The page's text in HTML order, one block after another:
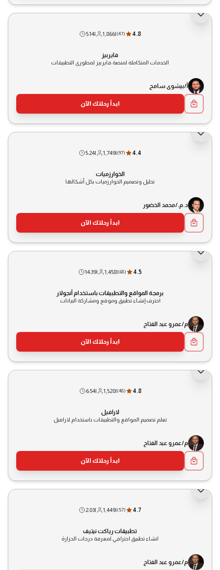
4.8
(47)
|
1,866
|
5:14
فايربيز
الخدمات المتكاملة لمنصة فايربيز لمطورى التطبيقات
أ/بيشوى سامح
ابدأ رحلتك الآن
4.4
(97)
|
1,749
|
5:24
الخوارزميات
تحليل وتصميم الخوارزميات بكل أشكالها
د.م./محمد الخضور
ابدأ رحلتك الآن
4.5
(68)
|
1,458
|
14:39
برمجة المواقع والتطبيقات باستخدام أنجولار
احترف إنشاء تطبيق وموقع ومشاركة البيانات
م/عمرو عبد الفتاح
ابدأ رحلتك الآن
4.8
(48)
|
1,520
|
6:54
لارافيل
تعلم تصميم المواقع والتطبيقات باستخدام لارافيل
م/عمرو عبد الفتاح
ابدأ رحلتك الآن
4.7
(57)
|
1,449
|
2:03
تطبيقات رياكت نيتيف
انشاء تطبيق احترافي لمعرفة درجات الحرارة
م/عمرو عبد الفتاح